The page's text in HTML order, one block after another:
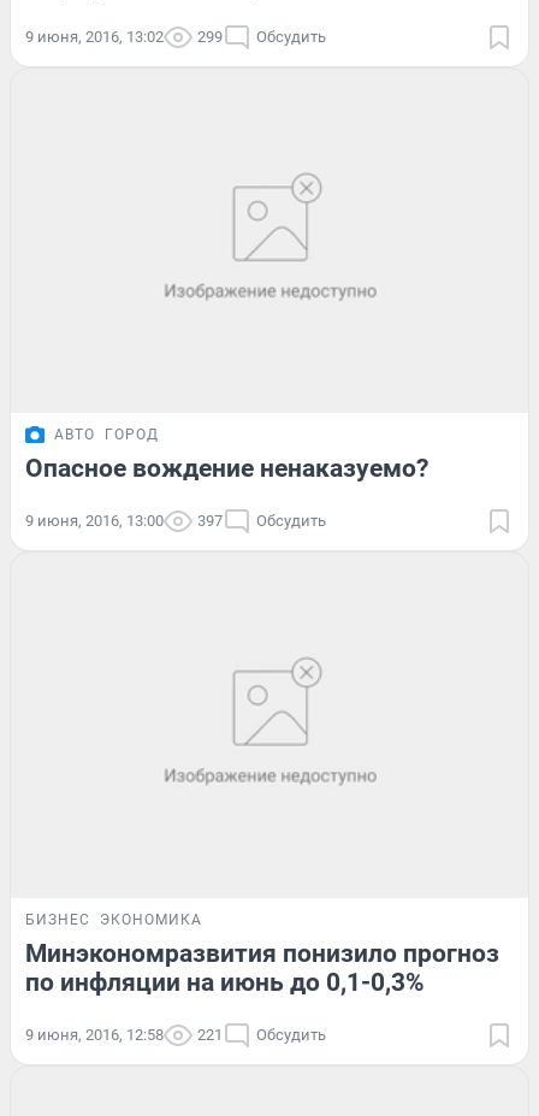
9 июня, 2016, 13:02 299 Обсудить
АВТО ГОРОД
Опасное вождение ненаказуемо?
9 июня, 2016, 13:00 397 Обсудить
БИЗНЕС ЭКОНОМИКА
Минэкономразвития понизило прогноз
по инфляции на июнь до 0,1-0,3%
9 июня, 2016, 12:58 221 Обсудить